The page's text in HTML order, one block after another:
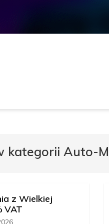
kategorii Auto-
z Wielkiej
VAT